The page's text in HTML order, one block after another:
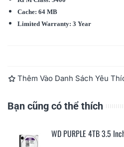
Cache: 64 MB
Limited Warranty: 3 Year
Thêm Vào Danh Sách Yêu
Bạn cũng có thể thích
WD PURPLE 4TB 3.5